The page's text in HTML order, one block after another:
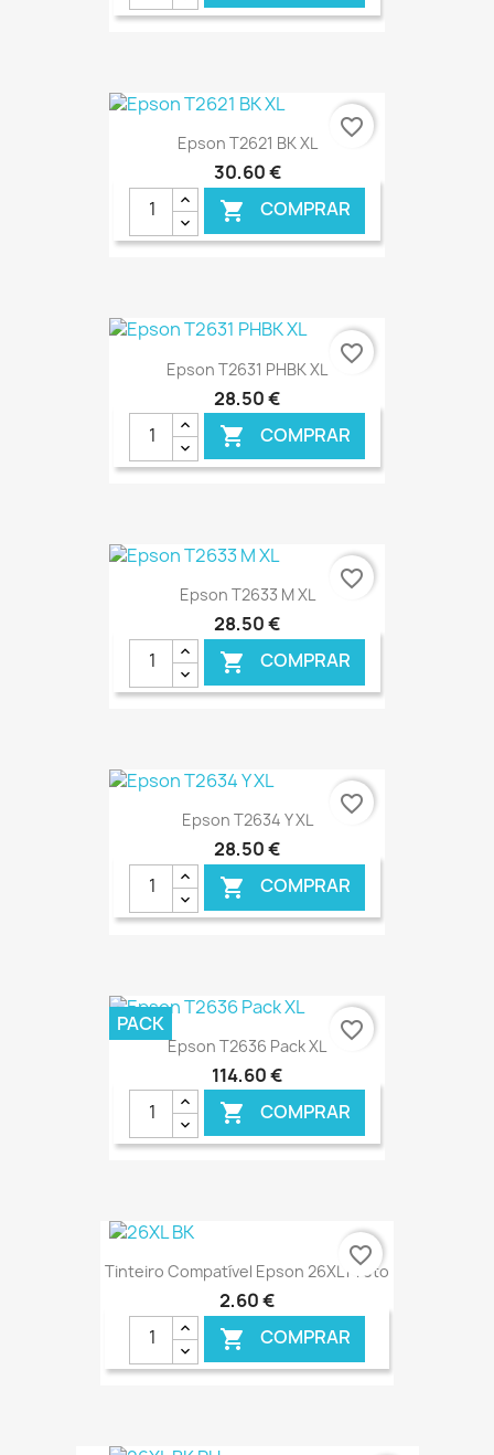
€ ONLINE
Epson T2621 BK XL
30,60 €
 COMPRAR
€ ONLINE
favorite_border
Epson T2631 PHBK XL
28,50 €
 COMPRAR
€ ONLINE
favorite_border
Epson T2633 M XL
28,50 €
 COMPRAR
€ ONLINE
favorite_border
Epson T2634 Y XL
28,50 €
 COMPRAR
€ ONLINE
favorite_border
Epson T2636 Pack XL
114,60 €
 COMPRAR
€ ONLINE
PACK favorite_border
Tinteiro Compatível Epson 26XL Preto
2,60 €
 COMPRAR
favorite_border